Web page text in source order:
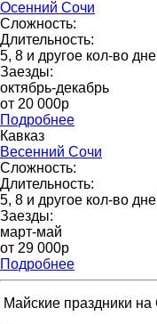
Осенний Сочи
Сложность:
Длительность:
5, 8 и другое кол-во
Заезды:
октябрь-декабрь
от 20 000p
Подробнее
Кавказ
Весенний Сочи
Сложность:
Длительность:
5, 8 и другое кол-во
Заезды:
март-май
от 29 000p
Подробнее
Майские праздники